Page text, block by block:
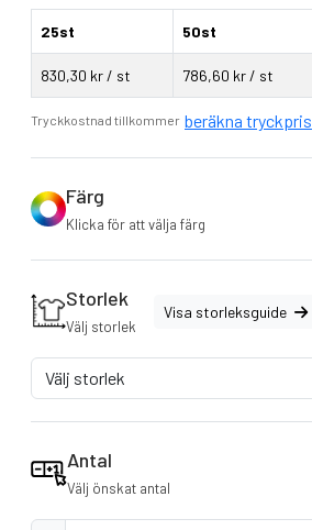
Material: 94% polyester / 6% elastan
Ytvikt: 320 g/m²
Skötselråd: Tvätt 40 ° C
Bionic-Finish® Eco (3-lagers
Fluor och PFC fri
Vind och vattentät (5000 mm)
Andningsbar (5000 g / m² under 24
Vertikal och rigid krage
Hydroshell luftpaneler vid
Dragkedjade bröst-, arm- och
Nätpanels ficka för media och mobil
Justerbara ärm fållar
Tidlös formad passform
Optimala tryckegenskaper vid
25st 50st
830,30 kr / st 786,60 kr / st
Tryckkostnad tillkommer beräkna tryckpris
Färg
Klicka för att välja färg
Storlek
Välj storlek
Visa storleksguide
Antal
Välj önskat antal